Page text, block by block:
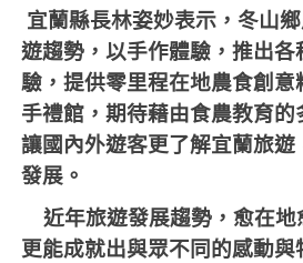
宜蘭縣長林姿妙表示，冬山
遊趨勢，以手作體驗，推出
驗，提供零里程在地農食創
手禮館，期待藉由食農教育的
讓國內外遊客更了解宜蘭旅
發展。
近年旅遊發展趨勢，愈在
更能成就出與眾不同的感動